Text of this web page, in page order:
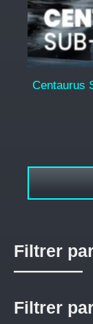
Centaurus
du
produit
Filtrer
Filtrer